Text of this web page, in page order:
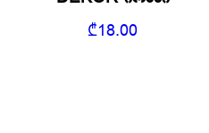
₾18.00